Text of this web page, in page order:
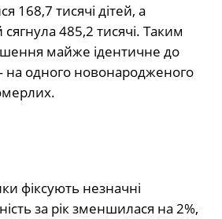
168,7 тисячі дітей, а
сягнула 485,2 тисячі. Таким
майже ідентичне до
одного новонародженого
фіксують незначні
за рік зменшилася на 2%,